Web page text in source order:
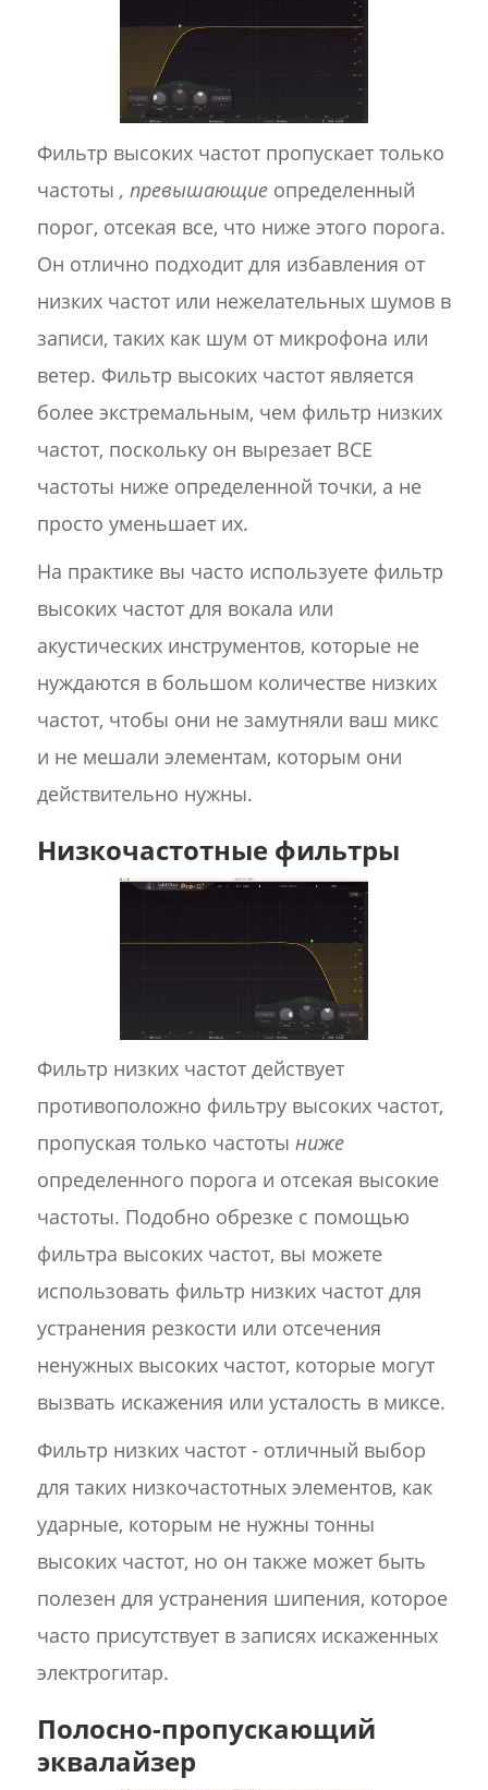
Фильтр высоких частот пропускает только
частоты , превышающиеопределенный
порог, отсекая все, что ниже этого порога.
Он отлично подходит для избавления от
низких частот или нежелательных шумов в
записи, таких как шум от микрофона или
ветер. Фильтр высоких частот является
более экстремальным, чем фильтр низких
частот, поскольку он вырезает ВСЕ
частоты ниже определенной точки, а не
просто уменьшает их.
На практике вы часто используете фильтр
высоких частот для вокала или
акустических инструментов, которые не
нуждаются в большом количестве низких
частот, чтобы они не замутняли ваш микс
и не мешали элементам, которым они
действительно нужны.
Низкочастотные фильтры
Фильтр низких частот действует
противоположно фильтру высоких частот,
пропуская только частоты ниже
определенного порога и отсекая высокие
частоты. Подобно обрезке с помощью
фильтра высоких частот, вы можете
использовать фильтр низких частот для
устранения резкости или отсечения
ненужных высоких частот, которые могут
вызвать искажения или усталость в миксе.
Фильтр низких частот - отличный выбор
для таких низкочастотных элементов, как
ударные, которым не нужны тонны
высоких частот, но он также может быть
полезен для устранения шипения, которое
часто присутствует в записях искаженных
электрогитар.
Полосно-пропускающий
эквалайзер